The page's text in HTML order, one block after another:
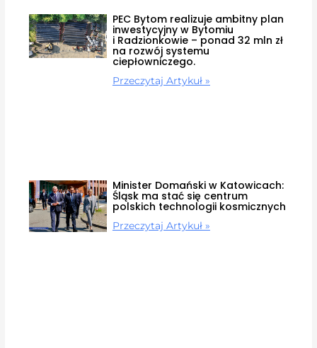
PEC Bytom realizuje ambitny plan
inwestycyjny w Bytomiu
i Radzionkowie – ponad 32 mln zł
na rozwój systemu
ciepłowniczego.
Przeczytaj Artykuł »
Minister Domański w Katowicach:
Śląsk ma stać się centrum
polskich technologii kosmicznych
Przeczytaj Artykuł »